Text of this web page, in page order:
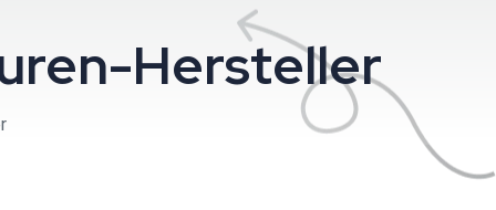
Hersteller